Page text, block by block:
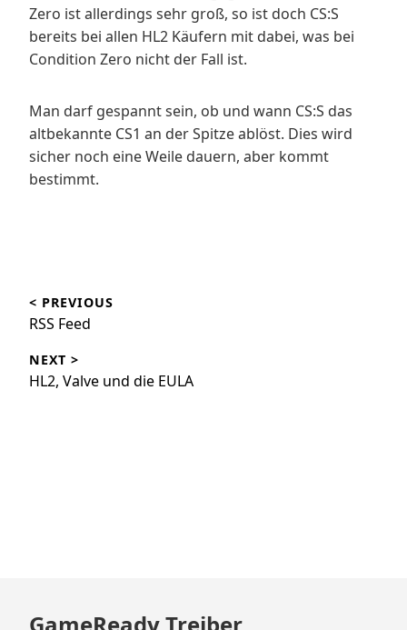
Zero ist allerdings sehr groß, so ist doch CS:S
bereits bei allen HL2 Käufern mit dabei, was bei
Condition Zero nicht der Fall ist.
Man darf gespannt sein, ob und wann CS:S das
altbekannte CS1 an der Spitze ablöst. Dies wird
sicher noch eine Weile dauern, aber kommt
bestimmt.
< PREVIOUS
RSS Feed
NEXT >
HL2, Valve und die EULA